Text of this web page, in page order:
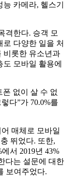
카메라, 헬스기
격한다. 승객 모
다양한 일을 처
비롯한 유소년과
모바일 활용에
없이 살 수 없
다”가 70.0%를
매체로 모바일
뛰었다. 또한,
서 2019년 43%
다는 설문에 대한
보여주었다.